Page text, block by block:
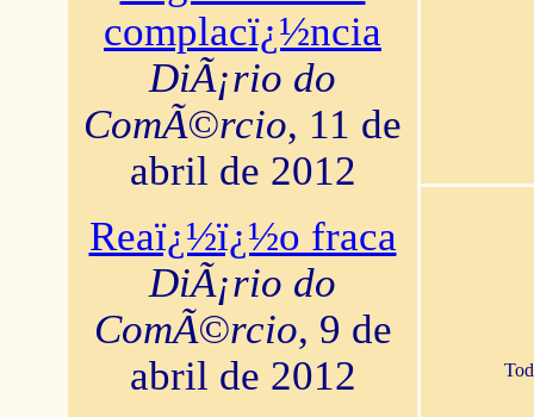
complacï¿½ncia
DiÃ¡rio do
ComÃ©rcio, 11 de
abril de 2012
Reaï¿½ï¿½o fraca
DiÃ¡rio do
ComÃ©rcio, 9 de
abril de 2012